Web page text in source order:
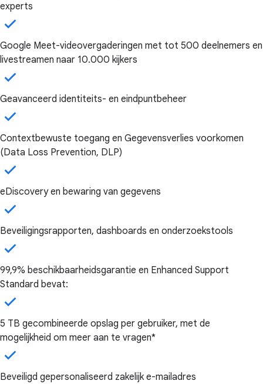
experts
Google Meet-videovergaderingen met tot 500 deelnemers en
livestreamen naar 10.000 kijkers
Geavanceerd identiteits- en eindpuntbeheer
Contextbewuste toegang en Gegevensverlies voorkomen
(Data Loss Prevention, DLP)
eDiscovery en bewaring van gegevens
Beveiligingsrapporten, dashboards en onderzoekstools
99,9% beschikbaarheidsgarantie en Enhanced Support
Standard bevat:
5 TB gecombineerde opslag per gebruiker, met de
mogelijkheid om meer aan te vragen*
Beveiligd gepersonaliseerd zakelijk e-mailadres